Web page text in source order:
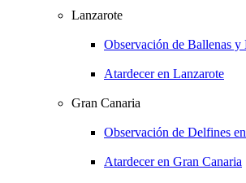
Lanzarote
Observación de Ballenas
Atardecer en Lanzarote
Gran Canaria
Observación de Delfines
Atardecer en Gran Canaria